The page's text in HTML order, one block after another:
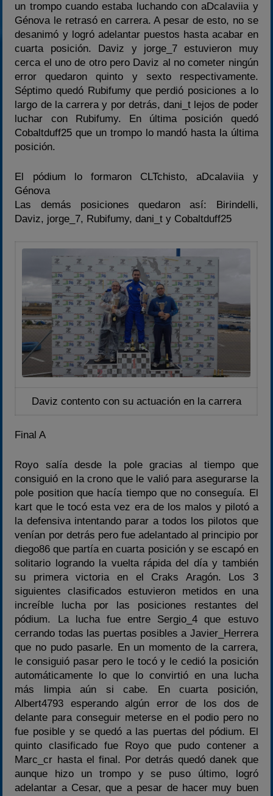
un trompo cuando estaba luchando con aDcalaviia y
Génova le retrasó en carrera. A pesar de esto, no se
desanimó y logró adelantar puestos hasta acabar en
cuarta posición. Daviz y jorge_7 estuvieron muy
cerca el uno de otro pero Daviz al no cometer ningún
error quedaron quinto y sexto respectivamente.
Séptimo quedó Rubifumy que perdió posiciones a lo
largo de la carrera y por detrás, dani_t lejos de poder
luchar con Rubifumy. En última posición quedó
Cobaltduff25 que un trompo lo mandó hasta la última
posición.
El pódium lo formaron CLTchisto, aDcalaviia y
Génova
Las demás posiciones quedaron así: Birindelli,
Daviz, jorge_7, Rubifumy, dani_t y Cobaltduff25
Daviz contento con su actuación en la carrera
Final A
Royo salía desde la pole gracias al tiempo que
consiguió en la crono que le valió para asegurarse la
pole position que hacía tiempo que no conseguía. El
kart que le tocó esta vez era de los malos y pilotó a
la defensiva intentando parar a todos los pilotos que
venían por detrás pero fue adelantado al principio por
diego86 que partía en cuarta posición y se escapó en
solitario logrando la vuelta rápida del día y también
su primera victoria en el Craks Aragón. Los 3
siguientes clasificados estuvieron metidos en una
increíble lucha por las posiciones restantes del
pódium. La lucha fue entre Sergio_4 que estuvo
cerrando todas las puertas posibles a Javier_Herrera
que no pudo pasarle. En un momento de la carrera,
le consiguió pasar pero le tocó y le cedió la posición
automáticamente lo que lo convirtió en una lucha
más limpia aún si cabe. En cuarta posición,
Albert4793 esperando algún error de los dos de
delante para conseguir meterse en el podio pero no
fue posible y se quedó a las puertas del pódium. El
quinto clasificado fue Royo que pudo contener a
Marc_cr hasta el final. Por detrás quedó danek que
aunque hizo un trompo y se puso último, logró
adelantar a Cesar, que a pesar de hacer muy buen